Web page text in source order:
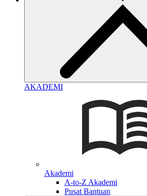
AKADEMI
Akademi
A-to-Z Akademi
Pusat Bantuan